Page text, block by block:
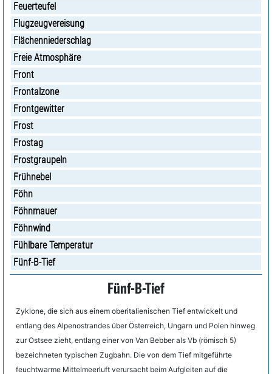
Feuerteufel
Flugzeugvereisung
Flächenniederschlag
Freie Atmosphäre
Front
Frontalzone
Frontgewitter
Frost
Frostag
Frostgraupeln
Frühnebel
Föhn
Föhnmauer
Föhnwind
Fühlbare Temperatur
Fünf-B-Tief
Fünf-B-Tief
Zyklone, die sich aus einem oberitalienischen Tief entwickelt und
entlang des Alpenostrandes über Österreich, Ungarn und Polen hinweg
zur Ostsee zieht, entlang einer von Van Bebber als Vb (römisch 5)
bezeichneten typischen Zugbahn. Die von dem Tief mitgeführte
feuchtwarme Mittelmeerluft verursacht beim Aufgleiten auf die